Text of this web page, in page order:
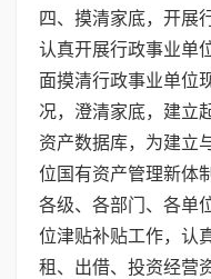
四、摸清家底，开展
认真开展行政事业单
面摸清行政事业单位
况，澄清家底，建立
资产数据库，为建立
位国有资产管理新体
各级、各部门、各单
位津贴补贴工作，认
租、出借、投资经营